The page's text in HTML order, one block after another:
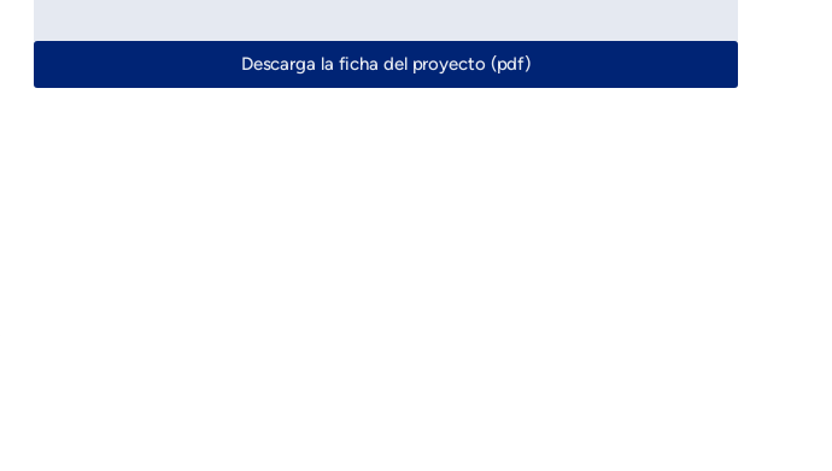
Descarga la ficha del proyecto (pdf)